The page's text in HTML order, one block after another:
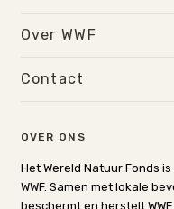
OVER ONS
Het Wereld Natuur Fonds
WWF. Samen met lokale
beschermt en herstelt
Over WWF
Contact